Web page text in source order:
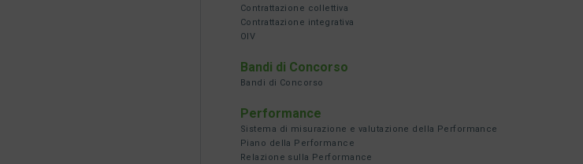
Contrattazione collettiva
Contrattazione integrativa
OIV
Bandi di Concorso
Bandi di Concorso
Performance
Sistema di misurazione e valutazione della Performance
Piano della Performance
Relazione sulla Performance